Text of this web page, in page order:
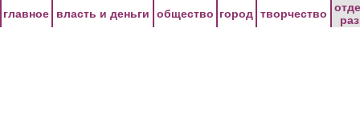
главное власть и деньги общество город творчество